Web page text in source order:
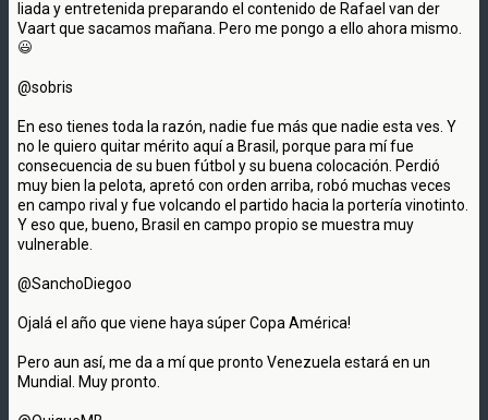
liada y entretenida preparando el contenido de Rafael van der
Vaart que sacamos mañana. Pero me pongo a ello ahora mismo.
@sobris
En eso tienes toda la razón, nadie fue más que nadie esta ves. Y
no le quiero quitar mérito aquí a Brasil, porque para mí fue
consecuencia de su buen fútbol y su buena colocación. Perdió
muy bien la pelota, apretó con orden arriba, robó muchas veces
en campo rival y fue volcando el partido hacia la portería vinotinto.
Y eso que, bueno, Brasil en campo propio se muestra muy
vulnerable.
@SanchoDiegoo
Ojalá el año que viene haya súper Copa América!
Pero aun así, me da a mí que pronto Venezuela estará en un
Mundial. Muy pronto.